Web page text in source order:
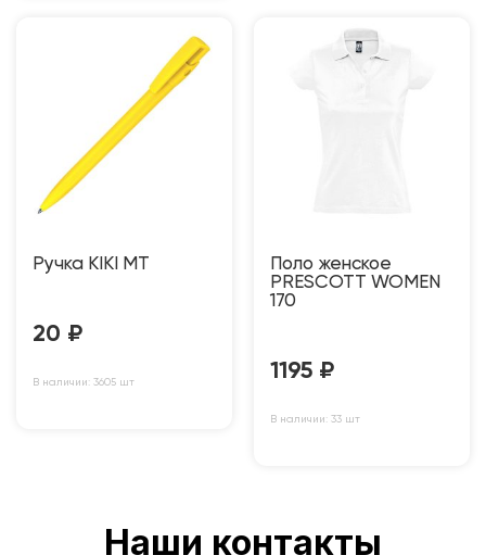
Ручка KIKI MT
20 ₽
В наличии: 3605 шт
Поло женское
PRESCOTT WOMEN
170
1195 ₽
В наличии: 33 шт
Наши контакты